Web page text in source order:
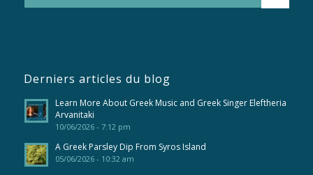
Derniers articles du blog
Learn More About Greek Music and Greek Singer Eleftheria
Arvanitaki
10/06/2026 - 7:12 pm
A Greek Parsley Dip From Syros Island
05/06/2026 - 10:32 am